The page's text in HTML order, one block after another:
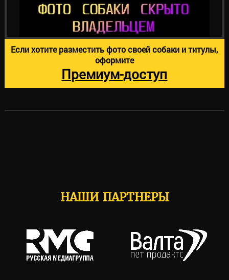
Если хотите разместить фото своей собаки и титулы,
оформите
Премиум-доступ
НАШИ ПАРТНЕРЫ